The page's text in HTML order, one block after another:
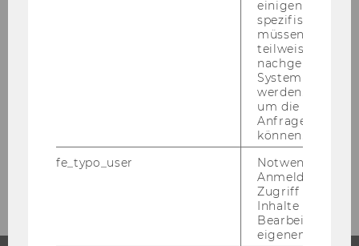
September 2012
einigen WU-
spezifischen
müssen
teilweise von
nachgelagerten
System
werden.
um die Antwort
Anfrage
können.
fe_typo_user
Notwendig für
Anmeldung und
Zugriff auf
Inhalte oder zur
Bearbeitung des
eigenen Profils.